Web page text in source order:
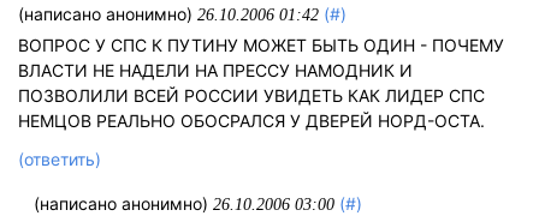
(написано анонимно) 26.10.2006 01:42 (#)
ВОПРОС У СПС К ПУТИНУ МОЖЕТ БЫТЬ ОДИН - ПОЧЕМУ
ВЛАСТИ НЕ НАДЕЛИ НА ПРЕССУ НАМОДНИК И
ПОЗВОЛИЛИ ВСЕЙ РОССИИ УВИДЕТЬ КАК ЛИДЕР СПС
НЕМЦОВ РЕАЛЬНО ОБОСРАЛСЯ У ДВЕРЕЙ НОРД-ОСТА.
(ответить)
(написано анонимно) 26.10.2006 03:00 (#)